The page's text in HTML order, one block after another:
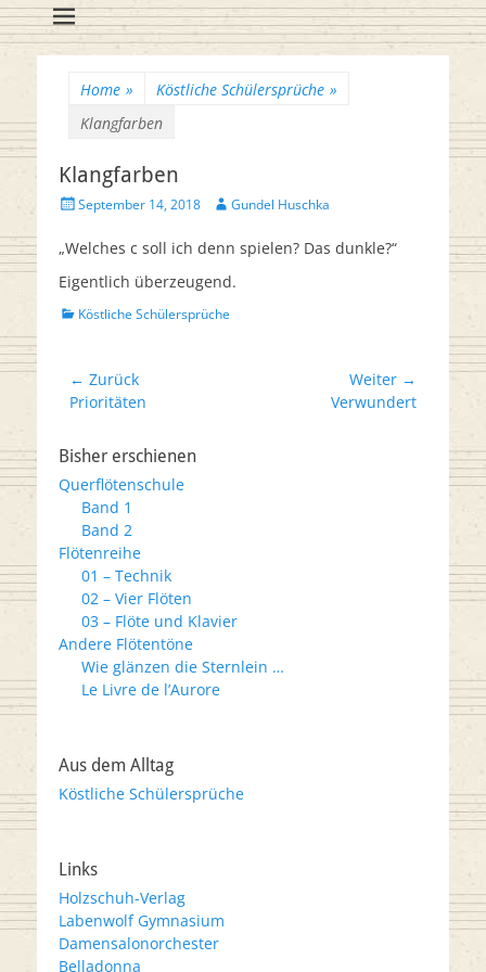
Flötenreihe
Huschka-Bähr
Suche
nach:
Home » Köstliche Schülersprüche »
Klangfarben
Klangfarben
Veröffentlicht
September 14, 2018 AutorGundel Huschka
„Welches c soll ich denn spielen? Das dunkle?“
Eigentlich überzeugend.
Kategorien
Köstliche Schülersprüche
Beitrags-
Navigation
← Zurück
Vorheriger
Prioritäten
Weiter →
Verwundert
Bisher erschienen
Querflötenschule
Band 1
Band 2
Flötenreihe
01 – Technik
02 – Vier Flöten
03 – Flöte und Klavier
Andere Flötentöne
Wie glänzen die Sternlein …
Le Livre de l’Aurore
Aus dem Alltag
Köstliche Schülersprüche
Links
Holzschuh-Verlag
Labenwolf Gymnasium
Damensalonorchester
Belladonna